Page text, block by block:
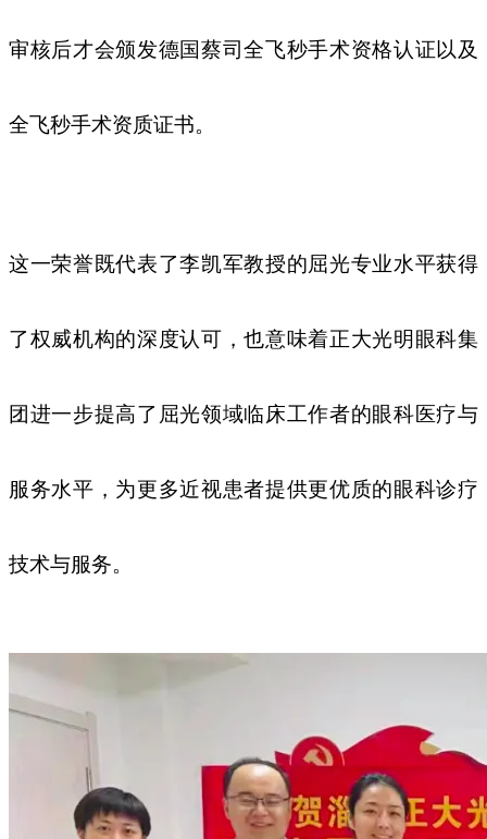
审核后才会颁发德国蔡司全飞秒手术资格认证以及
全飞秒手术资质证书。
这一荣誉既代表了李凯军教授的屈光专业水平获得
了权威机构的深度认可，也意味着正大光明眼科集
团进一步提高了屈光领域临床工作者的眼科医疗与
服务水平，为更多近视患者提供更优质的眼科诊疗
技术与服务。